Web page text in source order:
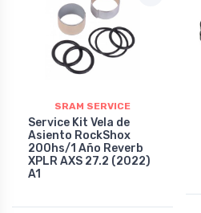
SRAM SERVICE
Service Kit Vela de
Asiento RockShox
200hs/1 Año Reverb
XPLR AXS 27.2 (2022)
A1